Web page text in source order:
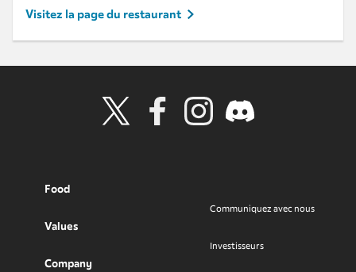
Visitez la page du restaurant
Food
Values
Company
Communiquez avec nous
Investisseurs
Visit Wendy's Twitter
Visit Wendy's Facebook
Visit Wendy's Instagram
Visit Wendy's Discord